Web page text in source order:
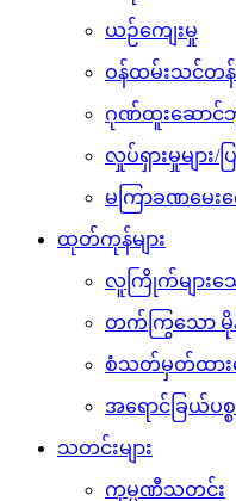
ယဉ်ကျေးမှု
ဝန်ထမ်းသင်တန်
ဂုဏ်ထူးဆောင်ဘွဲ့
လှုပ်ရှားမှုများ/ပြ
မကြာခဏမေးလ
ထုတ်ကုန်များ
လူကြိုက်များ
တက်ကြွသော မို
စံသတ်မှတ်ထာ
အရောင်ခြယ်ပစ္
သတင်းများ
ကုမ္ပဏီသတင်း